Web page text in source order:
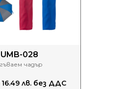
UMB-028
чадър
лв. без ДДС